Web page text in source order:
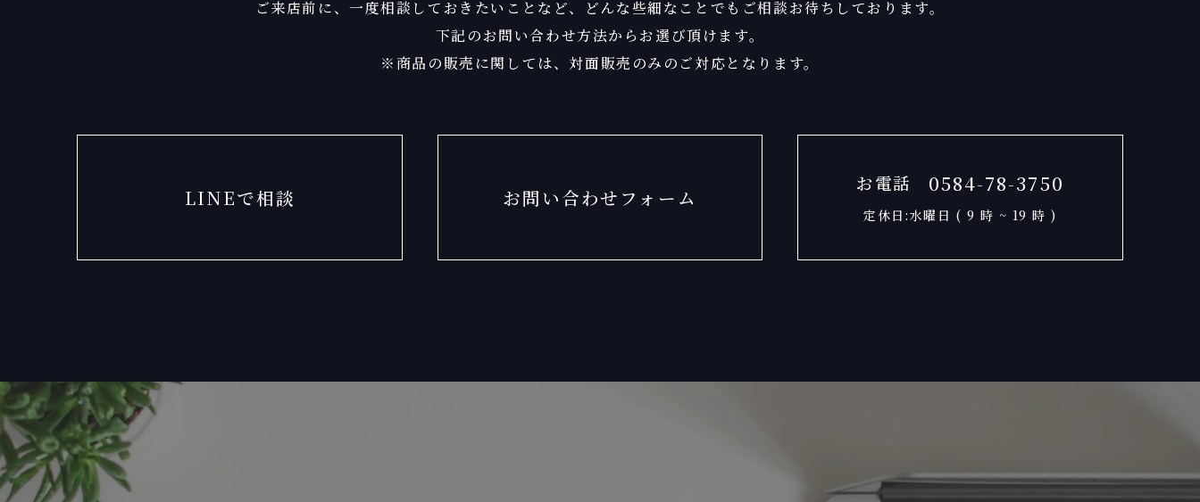
ご来店前に、一度相談しておきたいことなど、
どんな些細なことでもご相談お待ちしております。
下記のお問い合わせ方法からお選び頂けます。
※商品の販売に関しては、 対面販売のみのご対応となります。
LINEで相談 お問い合わせフォーム
お電話 0584-78-3750
定休日:水曜日 ( 9 時 ~ 19 時 )